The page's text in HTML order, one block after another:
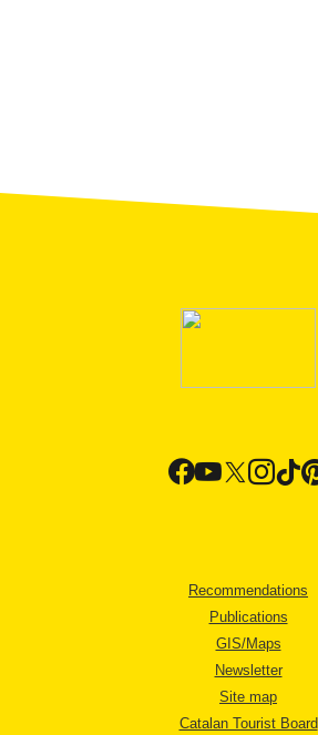
Recommendations
Publications
GIS/Maps
Newsletter
Site map
Catalan Tourist Board